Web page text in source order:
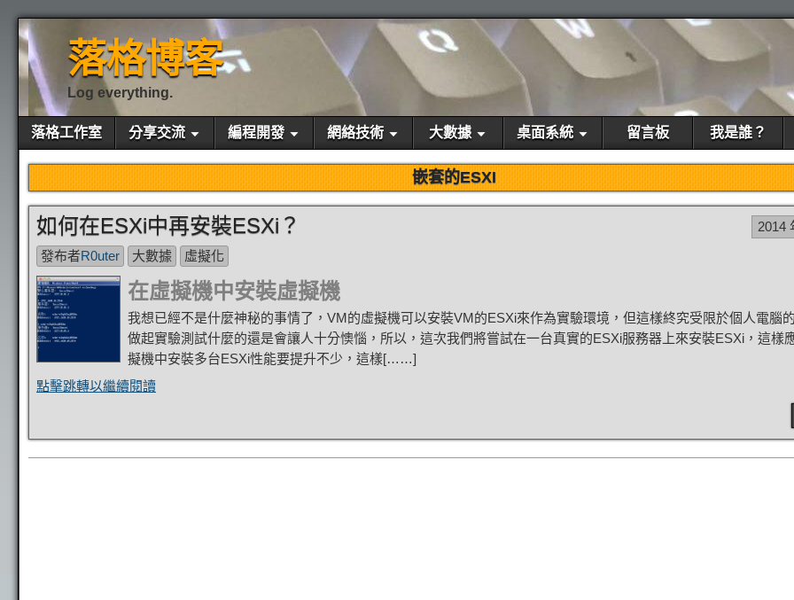
落格博客
Log everything.
落格工作室 分享交流 編程開發 網絡技術 大數據 桌面系統 留言板 我是誰？
嵌套的ESXI
如何在ESXi中再安裝ESXi？
2014
發布者R0uter 大數據 虛擬化
在虛擬機中安裝虛擬機
我想已經不是什麼神秘的事情了，VM的虛擬機可以安裝VM的ESXi來作為實驗環境，但這樣終究受限於個人電腦
做起實驗測試什麼的還是會讓人十分懊惱，所以，這次我們將嘗試在一台真實的ESXi服務器上來安裝ESXi，這樣
擬機中安裝多台ESXi性能要提升不少，這樣[……]
點擊跳轉以繼續閱讀